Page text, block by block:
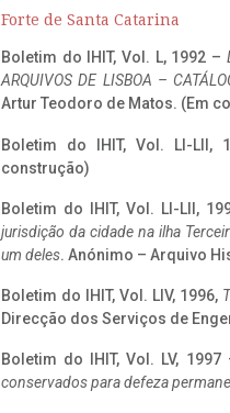
Forte de Santa Catarina
Boletim do IHIT, Vol. L, 1992 –
ARQUIVOS DE LISBOA –
Artur Teodoro de Matos. (Em
Boletim do IHIT, Vol. LI-LII,
construção)
Boletim do IHIT, Vol. LI-LII,
jurisdição da cidade na ilha
um deles. Anónimo – Arquivo
Boletim do IHIT, Vol. LIV, 1996,
Direcção dos Serviços de
Boletim do IHIT, Vol. LV, 1997
conservados para defeza